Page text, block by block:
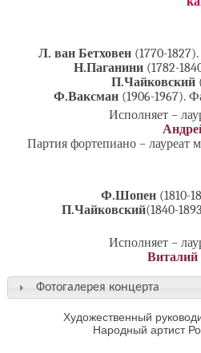
Л. ван Бетховен (1770-
Н.Паганини (1782-
П.Чайковский
Ф.Ваксман (1906-1967).
Исполняет –
Партия фортепиано – лауреат
Ф.Шопен (1810-
П.Чайковский(1840-
Исполняет –
Виталий
Фотогалерея концерта
Художественный
Народный артист